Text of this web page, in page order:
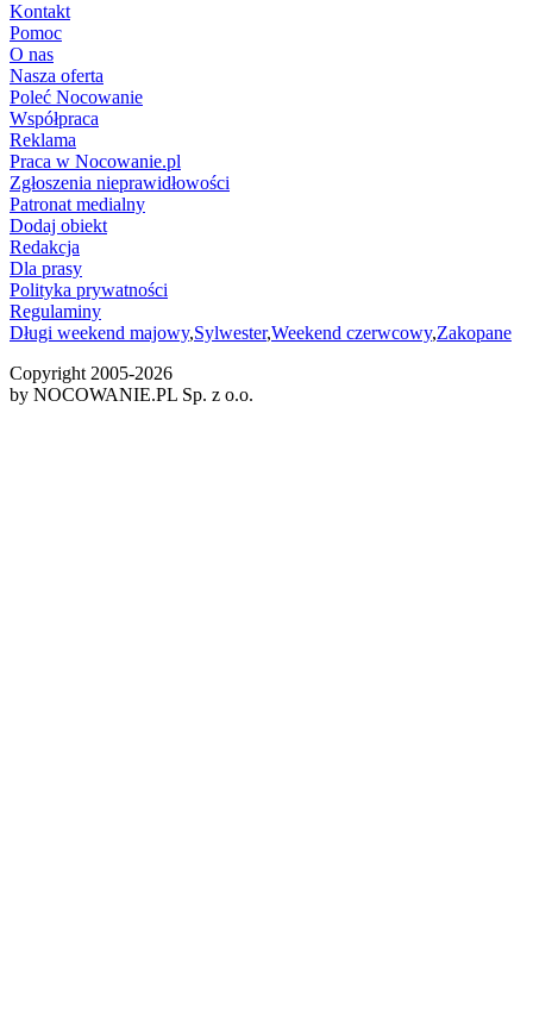
Kontakt
Pomoc
O nas
Nasza oferta
Poleć Nocowanie
Współpraca
Reklama
Praca w Nocowanie.pl
Zgłoszenia nieprawidłowości
Patronat medialny
Dodaj obiekt
Redakcja
Dla prasy
Polityka prywatności
Regulaminy
Długi weekend majowy,Sylwester,Weekend czerwcowy,Zakopane
Copyright 2005-2026
by NOCOWANIE.PL Sp. z o.o.